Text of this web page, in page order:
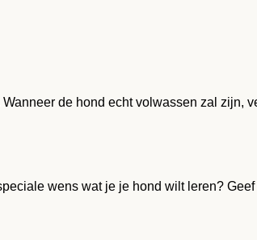
de hond echt volwassen zal zijn,
wens wat je je hond wilt leren?